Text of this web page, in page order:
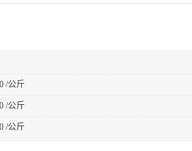
/公斤
/公斤
/公斤